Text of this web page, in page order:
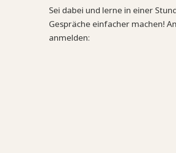
Sei dabei und lerne in einer
Gespräche einfacher machen!
anmelden: